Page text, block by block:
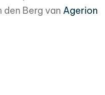
den Berg van Agerion